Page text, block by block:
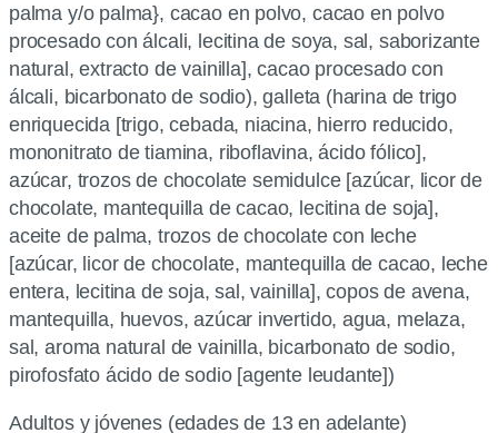
palma y/o palma}, cacao en polvo, cacao en polvo
procesado con álcali, lecitina de soya, sal, saborizante
natural, extracto de vainilla], cacao procesado con
álcali, bicarbonato de sodio), galleta (harina de trigo
enriquecida [trigo, cebada, niacina, hierro reducido,
mononitrato de tiamina, riboflavina, ácido fólico],
azúcar, trozos de chocolate semidulce [azúcar, licor de
chocolate, mantequilla de cacao, lecitina de soja],
aceite de palma, trozos de chocolate con leche
[azúcar, licor de chocolate, mantequilla de cacao, leche
entera, lecitina de soja, sal, vainilla], copos de avena,
mantequilla, huevos, azúcar invertido, agua, melaza,
sal, aroma natural de vainilla, bicarbonato de sodio,
pirofosfato ácido de sodio [agente leudante])
Adultos y jóvenes (edades de 13 en adelante)